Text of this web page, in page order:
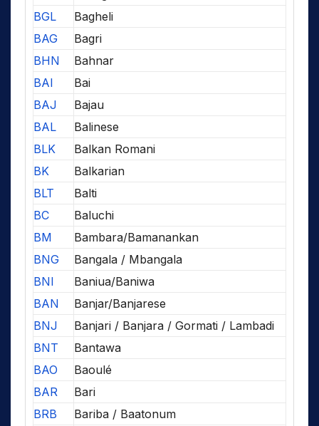
BGL
Bagheli
BAG
Bagri
BHN
Bahnar
BAI
Bai
BAJ
Bajau
BAL
Balinese
BLK
Balkan Romani
BK
Balkarian
BLT
Balti
BC
Baluchi
BM
Bambara/Bamanankan
BNG
Bangala / Mbangala
BNI
Baniua/Baniwa
BAN
Banjar/Banjarese
BNJ
Banjari / Banjara / Gormati / Lambadi
BNT
Bantawa
BAO
Baoulé
BAR
Bari
BRB
Bariba / Baatonum